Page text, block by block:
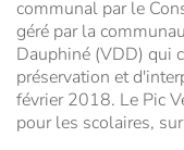
communal par le
géré par la
Dauphiné (VDD) qui
préservation et
février 2018. Le Pic
pour les scolaires,